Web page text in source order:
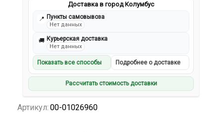
Доставка в город Колумбус
📍 Пункты самовывоза
Нет данных
🚚 Курьерская доставка
Нет данных
Показать все способы Подробнее о доставке
Рассчитать стоимость доставки
Артикул: 00-01026960